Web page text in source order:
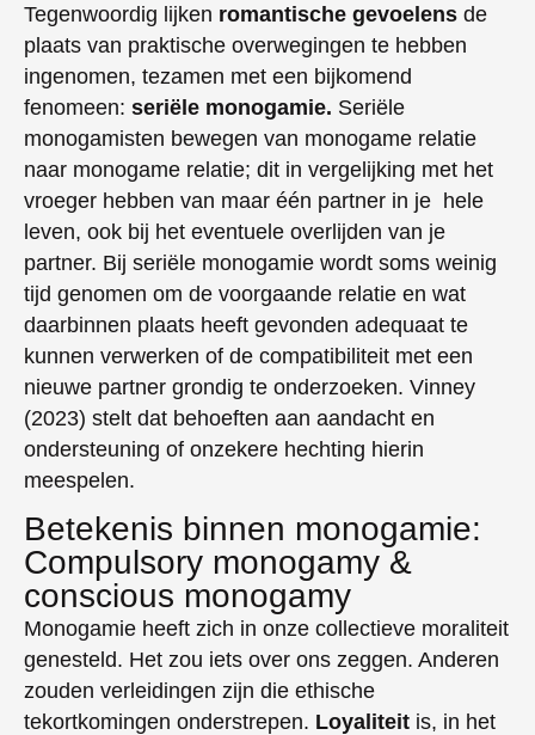
Tegenwoordig lijken romantische gevoelens de
plaats van praktische overwegingen te hebben
ingenomen, tezamen met een bijkomend
fenomeen: seriële monogamie. Seriële
monogamisten bewegen van monogame relatie
naar monogame relatie; dit in vergelijking met het
vroeger hebben van maar één partner in je hele
leven, ook bij het eventuele overlijden van je
partner. Bij seriële monogamie wordt soms weinig
tijd genomen om de voorgaande relatie en wat
daarbinnen plaats heeft gevonden adequaat te
kunnen verwerken of de compatibiliteit met een
nieuwe partner grondig te onderzoeken. Vinney
(2023) stelt dat behoeften aan aandacht en
ondersteuning of onzekere hechting hierin
meespelen.
Betekenis binnen monogamie:
Compulsory monogamy &
conscious monogamy
Monogamie heeft zich in onze collectieve moraliteit
genesteld. Het zou iets over ons zeggen. Anderen
zouden verleidingen zijn die ethische
tekortkomingen onderstrepen. Loyaliteit is, in het